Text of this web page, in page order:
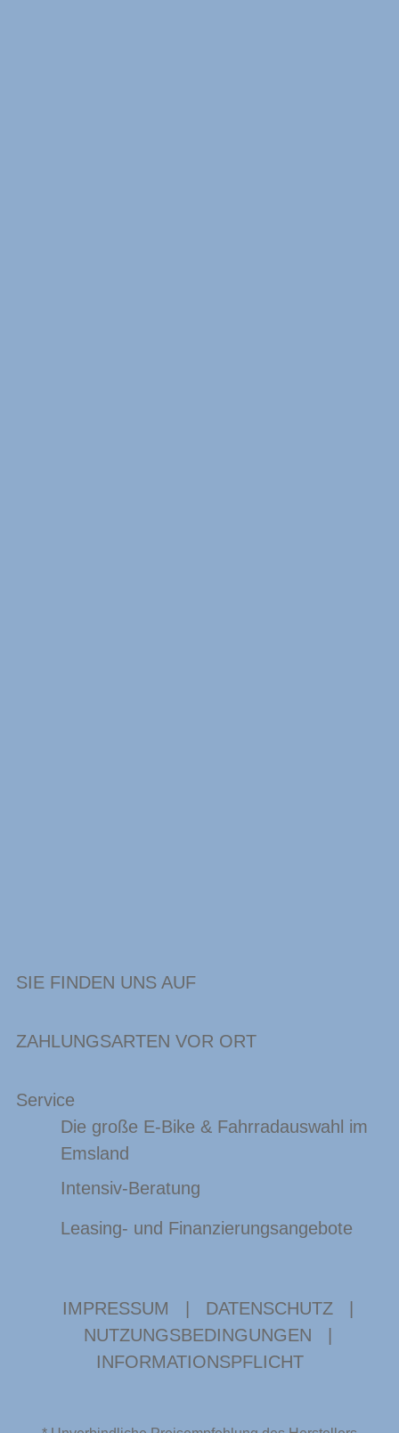
SIE FINDEN UNS AUF
ZAHLUNGSARTEN VOR ORT
Service
Die große E-Bike & Fahrradauswahl im
Emsland
Intensiv-Beratung
Leasing- und Finanzierungsangebote
IMPRESSUM DATENSCHUTZ
NUTZUNGSBEDINGUNGEN
INFORMATIONSPFLICHT